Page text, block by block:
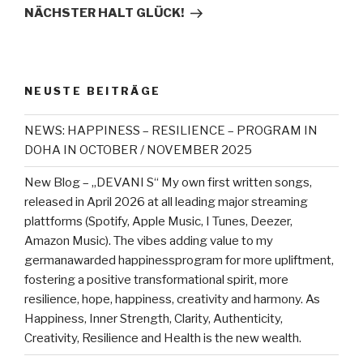
Beitrag
NÄCHSTER HALT GLÜCK!
NEUSTE BEITRÄGE
NEWS: HAPPINESS – RESILIENCE – PROGRAM IN
DOHA IN OCTOBER / NOVEMBER 2025
New Blog – „DEVANI S“ My own first written songs,
released in April 2026 at all leading major streaming
plattforms (Spotify, Apple Music, I Tunes, Deezer,
Amazon Music). The vibes adding value to my
germanawarded happinessprogram for more upliftment,
fostering a positive transformational spirit, more
resilience, hope, happiness, creativity and harmony. As
Happiness, Inner Strength, Clarity, Authenticity,
Creativity, Resilience and Health is the new wealth.